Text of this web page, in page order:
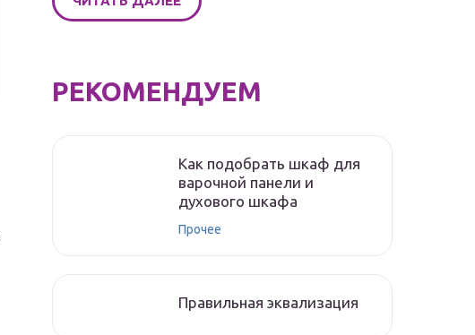
РЕКОМЕНДУЕМ
Как подобрать шкаф для
варочной панели и
духового шкафа
Прочее
Правильная эквализация